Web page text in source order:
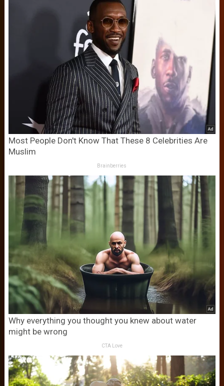
Most People Don't Know That These 8 Celebrities Are
Muslim
Brainberries
Why everything you thought you knew about water
might be wrong
CTA Love